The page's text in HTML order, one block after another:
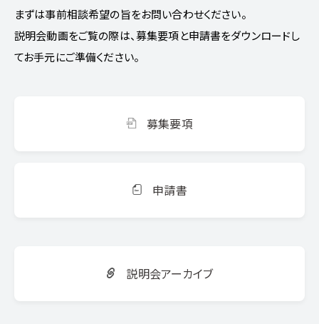
まずは事前相談希望の旨をお問い合わせください。
説明会動画をご覧の際は、募集要項と申請書をダウンロードし
てお手元にご準備ください。
募集要項
申請書
説明会アーカイブ